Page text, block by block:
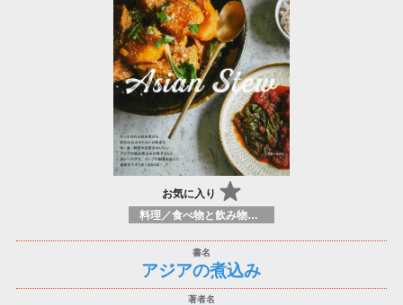
お気に入り
料理／食べ物と飲み物／食に関する記述
アジアの煮込み